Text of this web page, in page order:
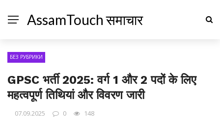
AssamTouch समाचार
БЕЗ РУБРИКИ
GPSC भर्ती 2025: वर्ग 1 और 2 पदों के लिए
महत्वपूर्ण तिथियां और विवरण जारी
07.09.2025 0 148